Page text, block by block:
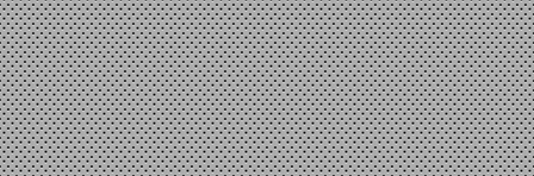
Bộ hòa lưới Inverter Sofar 6kw
- Đơn giá : LiÃªn há»‡